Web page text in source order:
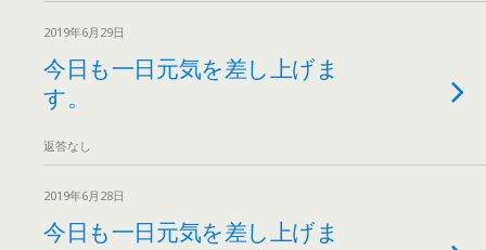
2019年6月29日
今日も一日元気を差し上げま
す。
返答なし
2019年6月28日
今日も一日元気を差し上げま